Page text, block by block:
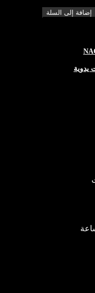
إضافة إلى السلة
يدوية